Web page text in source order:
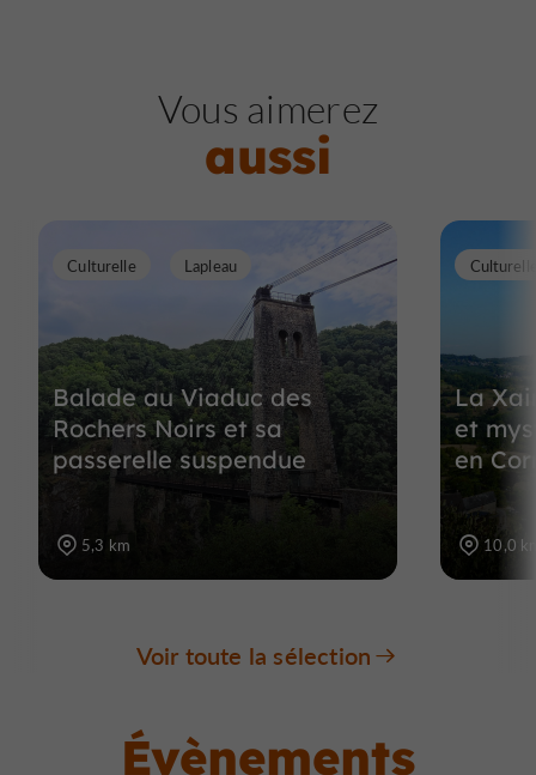
Vous aimerez
aussi
Balade au Viaduc des
Rochers Noirs et sa
passerelle suspendue
Culturelle Lapleau
5,3 km
La
et
en
10,0
Voir toute la sélection
Évènements